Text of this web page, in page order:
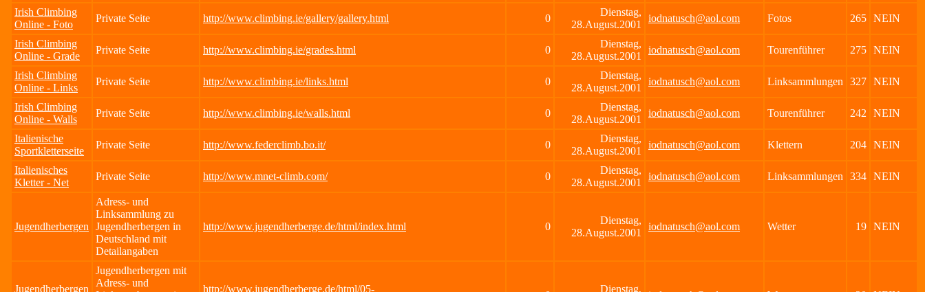
Irish Climbing
Online - Foto
Private Seite http://www.climbing.ie/gallery/gallery.html 0
Dienstag,
28.August.2001
iodnatusch@aol.com Fotos 265 NEIN
Irish Climbing
Online - Grade
Private Seite http://www.climbing.ie/grades.html 0
Dienstag,
28.August.2001
iodnatusch@aol.com Tourenführer 275 NEIN
Irish Climbing
Online - Links
Private Seite http://www.climbing.ie/links.html 0
Dienstag,
28.August.2001
iodnatusch@aol.com Linksammlungen 327 NEIN
Irish Climbing
Online - Walls
Private Seite http://www.climbing.ie/walls.html 0
Dienstag,
28.August.2001
iodnatusch@aol.com Tourenführer 242 NEIN
Italienische
Sportkletterseite
Private Seite http://www.federclimb.bo.it/ 0
Dienstag,
28.August.2001
iodnatusch@aol.com Klettern 204 NEIN
Italienisches
Kletter - Net
Private Seite http://www.mnet-climb.com/ 0
Dienstag,
28.August.2001
iodnatusch@aol.com Linksammlungen 334 NEIN
Jugendherbergen
Adress- und
Linksammlung zu
Jugendherbergen in
Deutschland mit
Detailangaben
http://www.jugendherberge.de/html/index.html 0
Dienstag,
28.August.2001
iodnatusch@aol.com Wetter 19 NEIN
Jugendherbergen
Jugendherbergen mit
Adress- und
http://www.jugendherberge.de/html/05- Dienstag,